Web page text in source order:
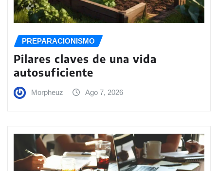
PREPARACIONISMO
Pilares claves de una vida
autosuficiente
Morpheuz Ago 7, 2026